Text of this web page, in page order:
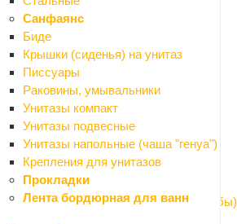
Санфаянс
Биде
Крышки (сиденья) на унитаз
Писсуары
Раковины, умывальники
Унитазы компакт
Унитазы подвесные
Унитазы напольные (чаша "генуа")
Крепления для унитазов
Прокладки
Лента бордюрная для ванн
Переходники
Ревизия
Тройники
Трубы
Кровля и водостоки
Назад
Кровля и водостоки
Водосточная система металлическая
Козырьки
Поликарбонат
Профили для поликарбоната
Шайбы для поликарбоната (термошайбы)